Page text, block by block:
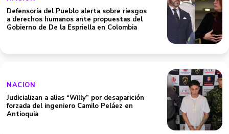
Defensoría del Pueblo alerta sobre riesgos
a derechos humanos ante propuestas del
Gobierno de De la Espriella en Colombia
NACION
Judicializan a alias “Willy” por desaparición
forzada del ingeniero Camilo Peláez en
Antioquia